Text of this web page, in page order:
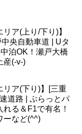
リア(上り/下り)】
央自動車道 | Uタ
泊OK！瀬戸大橋
産(-v-)
リア(下り)】[三重
道路 | ぷらっとパ
る＆F1で有名！
ーなど(^^)